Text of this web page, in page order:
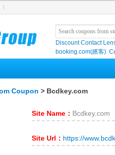
Discount Contact
booking.com(繽客)
Coupon > Bcdkey.com
Site Name： Bcdkey.com
Site Url： https://